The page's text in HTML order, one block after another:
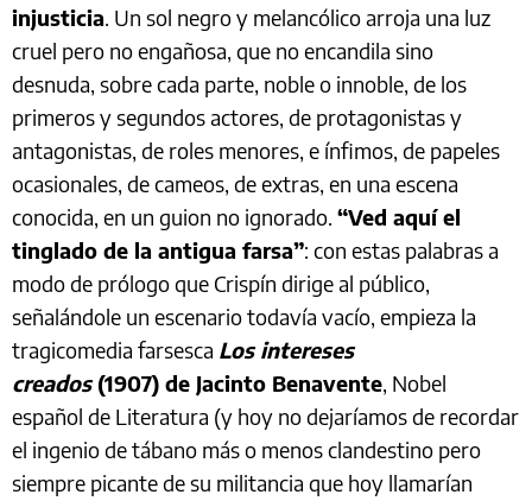
injusticia. Un sol negro y melancólico arroja una luz
cruel pero no engañosa, que no encandila sino
desnuda, sobre cada parte, noble o innoble, de los
primeros y segundos actores, de protagonistas y
antagonistas, de roles menores, e ínfimos, de papeles
ocasionales, de cameos, de extras, en una escena
conocida, en un guion no ignorado. “Ved aquí el
tinglado de la antigua farsa”: con estas palabras a
modo de prólogo que Crispín dirige al público,
señalándole un escenario todavía vacío, empieza la
tragicomedia farsesca Los intereses
creados(1907) de Jacinto Benavente, Nobel
español de Literatura (y hoy no dejaríamos de recordar
el ingenio de tábano más o menos clandestino pero
siempre picante de su militancia que hoy llamarían